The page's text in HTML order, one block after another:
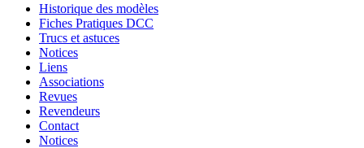
Historique des modèles
Fiches Pratiques DCC
Trucs et astuces
Notices
Liens
Associations
Revues
Revendeurs
Contact
Notices